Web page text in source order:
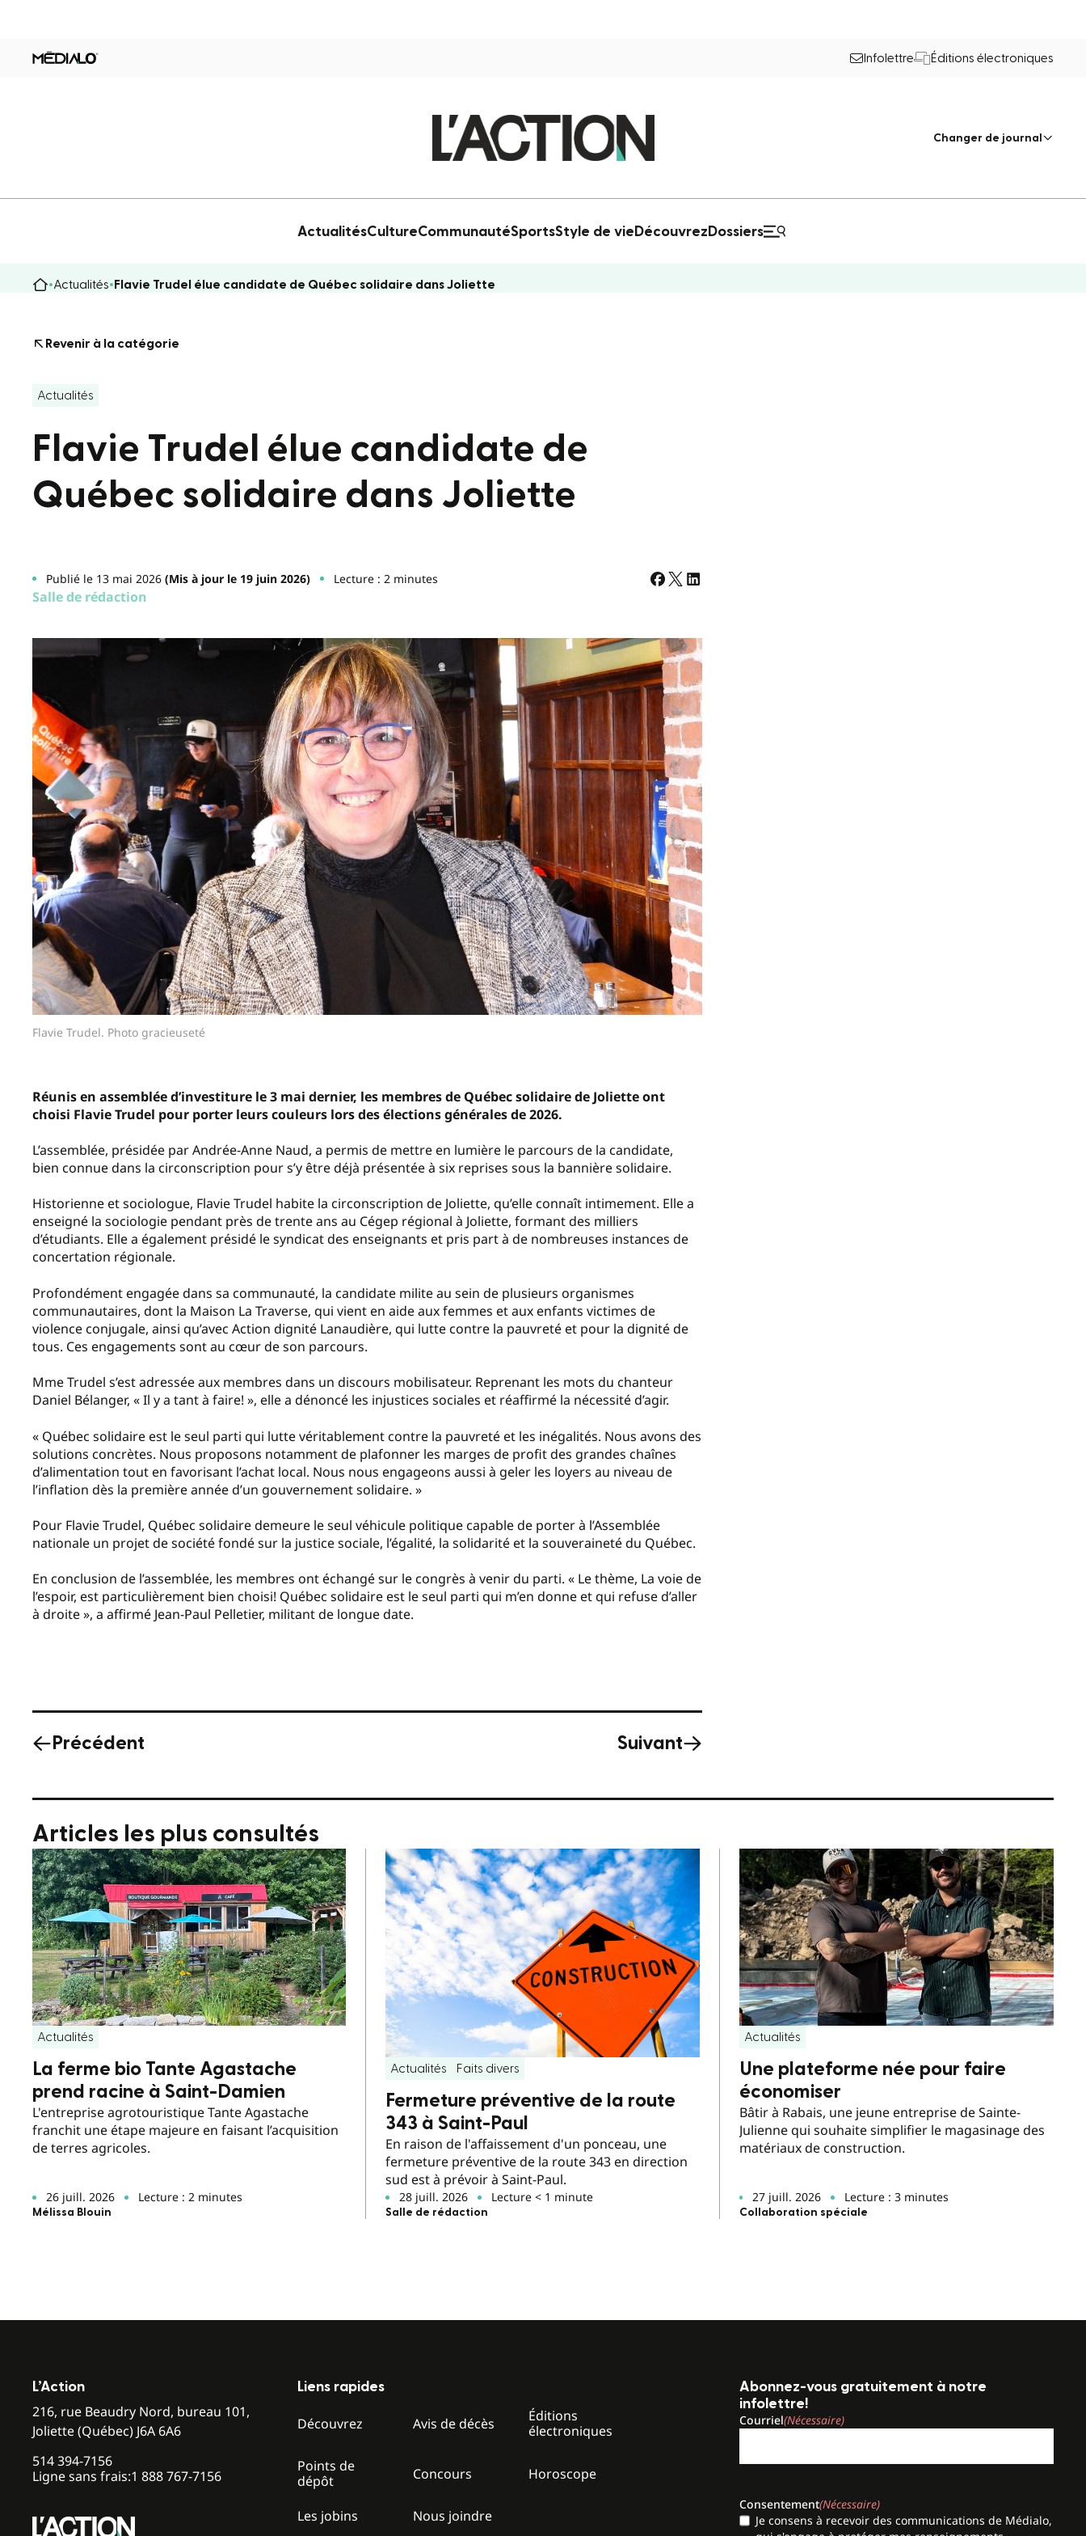
Infolettre Éditions électroniques
Changer de journal
ActualitésCultureCommunautéSportsStyle de vie Découvrez Dossiers
Actualités Flavie Trudel élue candidate de Québec solidaire dans Joliette
Revenir à la catégorie
Actualités
Flavie Trudel élue candidate de
Québec solidaire dans Joliette
Publié le 13 mai 2026(Mis à jour le 19 juin 2026) Lecture : 2 minutes
Salle de rédaction
Flavie Trudel. Photo gracieuseté
Réunis en assemblée d’investiture le 3 mai dernier, les membres de Québec solidaire de Joliette ont
choisi Flavie Trudel pour porter leurs couleurs lors des élections générales de 2026.
L’assemblée, présidée par Andrée-Anne Naud, a permis de mettre en lumière le parcours de la candidate,
bien connue dans la circonscription pour s’y être déjà présentée à six reprises sous la bannière solidaire.
Historienne et sociologue, Flavie Trudel habite la circonscription de Joliette, qu’elle connaît intimement. Elle a
enseigné la sociologie pendant près de trente ans au Cégep régional à Joliette, formant des milliers
d’étudiants. Elle a également présidé le syndicat des enseignants et pris part à de nombreuses instances de
concertation régionale.
Profondément engagée dans sa communauté, la candidate milite au sein de plusieurs organismes
communautaires, dont la Maison La Traverse, qui vient en aide aux femmes et aux enfants victimes de
violence conjugale, ainsi qu’avec Action dignité Lanaudière, qui lutte contre la pauvreté et pour la dignité de
tous. Ces engagements sont au cœur de son parcours.
Mme Trudel s’est adressée aux membres dans un discours mobilisateur. Reprenant les mots du chanteur
Daniel Bélanger, « Il y a tant à faire! », elle a dénoncé les injustices sociales et réaffirmé la nécessité d’agir.
« Québec solidaire est le seul parti qui lutte véritablement contre la pauvreté et les inégalités. Nous avons des
solutions concrètes. Nous proposons notamment de plafonner les marges de profit des grandes chaînes
d’alimentation tout en favorisant l’achat local. Nous nous engageons aussi à geler les loyers au niveau de
l’inflation dès la première année d’un gouvernement solidaire. »
Pour Flavie Trudel, Québec solidaire demeure le seul véhicule politique capable de porter à l’Assemblée
nationale un projet de société fondé sur la justice sociale, l’égalité, la solidarité et la souveraineté du Québec.
En conclusion de l’assemblée, les membres ont échangé sur le congrès à venir du parti. « Le thème, La voie de
l’espoir, est particulièrement bien choisi! Québec solidaire est le seul parti qui m’en donne et qui refuse d’aller
à droite », a affirmé Jean-Paul Pelletier, militant de longue date.
Précédent Suivant
Articles les plus consultés
Actualités
La ferme bio Tante Agastache
prend racine à Saint-Damien
L'entreprise agrotouristique Tante Agastache
franchit une étape majeure en faisant l’acquisition
de terres agricoles.
26 juill. 2026 Lecture : 2 minutes
Mélissa Blouin
Actualités Faits divers
Fermeture préventive de la route
343 à Saint-Paul
En raison de l'affaissement d'un ponceau, une
fermeture préventive de la route 343 en direction
sud est à prévoir à Saint-Paul.
28 juill. 2026 Lecture < 1 minute
Salle de rédaction
Actualités
Une plateforme née pour faire
économiser
Bâtir à Rabais, une jeune entreprise de Sainte-
Julienne qui souhaite simplifier le magasinage des
matériaux de construction.
27 juill. 2026 Lecture : 3 minutes
Collaboration spéciale
L’Action
216, rue Beaudry Nord, bureau 101,
Joliette (Québec) J6A 6A6
514 394-7156
Ligne sans frais:1 888 767-7156
Liens rapides
Découvrez Avis de décès
Éditions
électroniques
Points de
dépôt
Concours Horoscope
Les jobins Nous joindre
Abonnez-vous gratuitement à notre
infolettre!
Courriel(Nécessaire)
Consentement(Nécessaire)
Je consens à recevoir des communications de Médialo,